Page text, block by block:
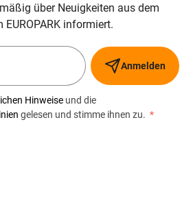
über Neuigkeiten aus dem
EUROPARK informiert.
Anmelden
Hinweise und die
gelesen und stimme ihnen zu. *